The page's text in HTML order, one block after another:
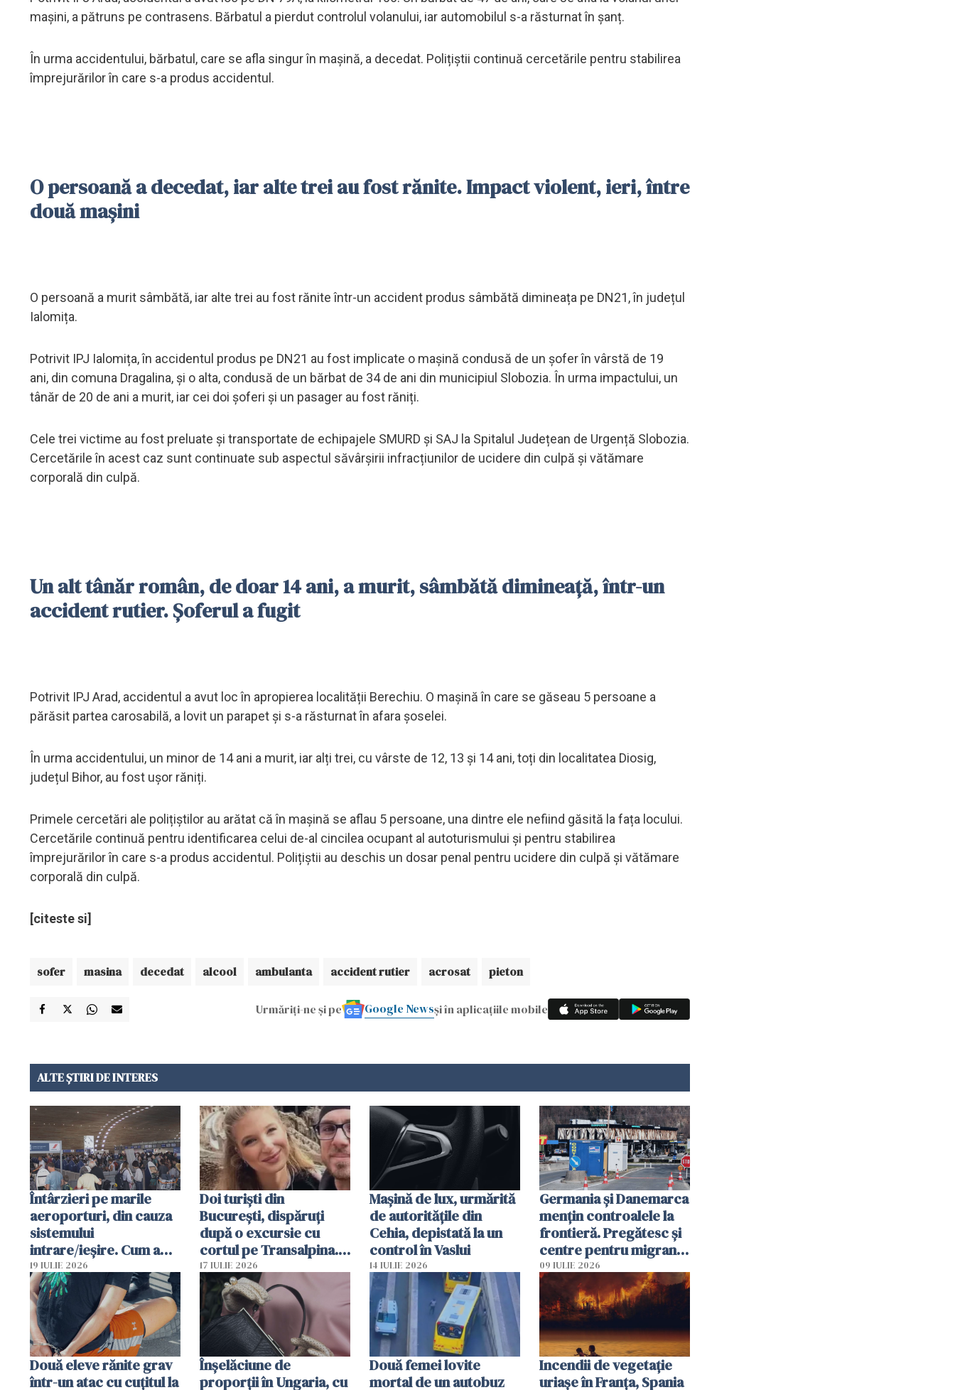
mașini, a pătruns pe contrasens. Bărbatul a pierdut controlul volanului, iar automobilul s-a răsturnat în șanț.
În urma accidentului, bărbatul, care se afla singur în mașină, a decedat. Polițiștii continuă cercetările pentru stabilirea
împrejurărilor în care s-a produs accidentul.
O persoană a decedat, iar alte trei au fost rănite. Impact violent, ieri, între
două mașini
O persoană a murit sâmbătă, iar alte trei au fost rănite într-un accident produs sâmbătă dimineața pe DN21, în județul
Ialomița.
Potrivit IPJ Ialomița, în accidentul produs pe DN21 au fost implicate o mașină condusă de un șofer în vârstă de 19
ani, din comuna Dragalina, și o alta, condusă de un bărbat de 34 de ani din municipiul Slobozia. În urma impactului, un
tânăr de 20 de ani a murit, iar cei doi șoferi și un pasager au fost răniți.
Cele trei victime au fost preluate și transportate de echipajele SMURD și SAJ la Spitalul Județean de Urgență Slobozia.
Cercetările în acest caz sunt continuate sub aspectul săvârșirii infracțiunilor de ucidere din culpă și vătămare
corporală din culpă.
Un alt tânăr român, de doar 14 ani, a murit, sâmbătă dimineață, într-un
accident rutier. Șoferul a fugit
Potrivit IPJ Arad, accidentul a avut loc în apropierea localității Berechiu. O mașină în care se găseau 5 persoane a
părăsit partea carosabilă, a lovit un parapet și s-a răsturnat în afara șoselei.
În urma accidentului, un minor de 14 ani a murit, iar alți trei, cu vârste de 12, 13 și 14 ani, toți din localitatea Diosig,
județul Bihor, au fost ușor răniți.
Primele cercetări ale polițiștilor au arătat că în mașină se aflau 5 persoane, una dintre ele nefiind găsită la fața locului.
Cercetările continuă pentru identificarea celui de-al cincilea ocupant al autoturismului și pentru stabilirea
împrejurărilor în care s-a produs accidentul. Polițiștii au deschis un dosar penal pentru ucidere din culpă și vătămare
corporală din culpă.
[citeste si]
sofer masina decedat alcool ambulanta accident rutier acrosat pieton
Urmăriți-ne și pe Google Newsși în aplicațiile mobile
ALTE ȘTIRI DE INTERES
Întârzieri pe marile
aeroporturi, din cauza
sistemului
intrare/ieșire. Cum a
ajuns o femeie să fie
arestată în Cluj-Napoca
19 IULIE 2026
Doi turiști din
București, dispăruți
după o excursie cu
cortul pe Transalpina.
Poliția și familia îi caută
17 IULIE 2026
Mașină de lux, urmărită
de autoritățile din
Cehia, depistată la un
control în Vaslui
14 IULIE 2026
Germania și Danemarca
mențin controalele la
frontieră. Pregătesc și
centre pentru migranții
respinși din UE
09 IULIE 2026
Două eleve rănite grav
într-un atac cu cuțitul la
Înșelăciune de
proporții în Ungaria, cu
Două femei lovite
mortal de un autobuz
Incendii de vegetație
uriașe în Franța, Spania